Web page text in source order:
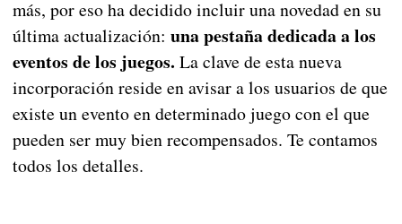
más, por eso ha decidido incluir una novedad en su
última actualización: una pestaña dedicada a los
eventos de los juegos. La clave de esta nueva
incorporación reside en avisar a los usuarios de que
existe un evento en determinado juego con el que
pueden ser muy bien recompensados. Te contamos
todos los detalles.